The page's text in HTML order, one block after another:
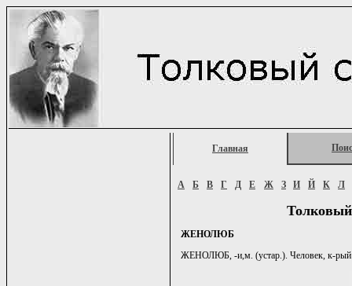
Главная
А Б В Г Д Е Ж З И Й К Л
ЖЕНОЛЮБ
ЖЕНОЛЮБ, -и,м. (устар.). Человек, к-рый